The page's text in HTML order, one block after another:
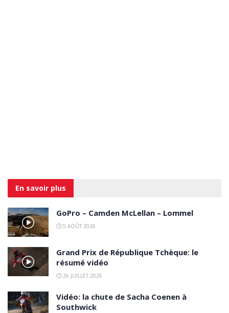
En savoir plus
GoPro – Camden McLellan – Lommel
5 AOÛT 2026
Grand Prix de République Tchèque: le
résumé vidéo
26 JUILLET 2026
Vidéo: la chute de Sacha Coenen à
Southwick